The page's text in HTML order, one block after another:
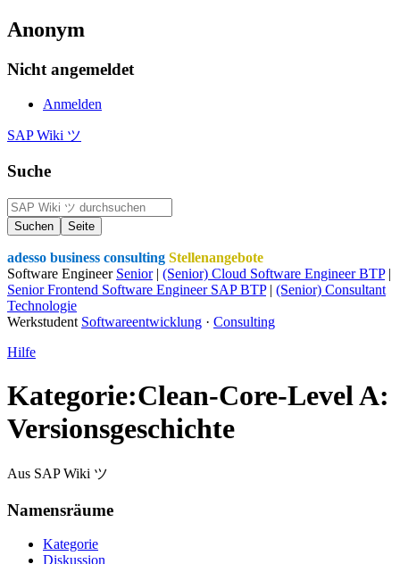
Anonym
Nicht angemeldet
Anmelden
SAP Wiki ツ
Suche
adesso business consulting Stellenangebote
Software Engineer Senior| (Senior) Cloud Software Engineer BTP|
Senior Frontend Software Engineer SAP BTP| (Senior) Consultant
Technologie
Werkstudent Softwareentwicklung · Consulting
Hilfe
Kategorie:Clean-Core-Level A:
Versionsgeschichte
Aus SAP Wiki ツ
Namensräume
Kategorie
Diskussion